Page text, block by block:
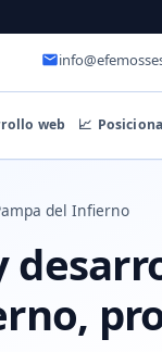
web 📈
del Infierno